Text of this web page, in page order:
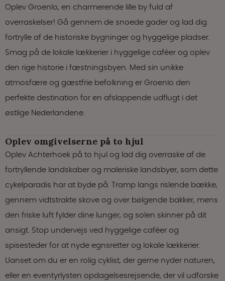
Oplev Groenlo, en charmerende lille by fuld af
overraskelser! Gå gennem de snoede gader og lad dig
fortrylle af de historiske bygninger og hyggelige pladser.
Smag på de lokale lækkerier i hyggelige caféer og oplev
den rige historie i fæstningsbyen. Med sin unikke
atmosfære og gæstfrie befolkning er Groenlo den
perfekte destination for en afslappende udflugt i det
østlige Nederlandene.
Oplev omgivelserne på to hjul
Oplev Achterhoek på to hjul og lad dig overraske af de
fortryllende landskaber og maleriske landsbyer, som dette
cykelparadis har at byde på. Tramp langs rislende bække,
gennem vidtstrakte skove og over bølgende bakker, mens
den friske luft fylder dine lunger, og solen skinner på dit
ansigt. Stop undervejs ved hyggelige caféer og
spisesteder for at nyde egnsretter og lokale lækkerier.
Uanset om du er en rolig cyklist, der gerne nyder naturen,
eller en eventyrlysten opdagelsesrejsende, der vil udforske